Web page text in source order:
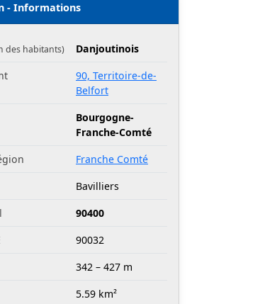
- Informations
des habitants)
Danjoutinois
90, Territoire-de-
Belfort
Bourgogne-
Franche-Comté
Franche Comté
Bavilliers
90400
90032
342 – 427 m
5.59 km²